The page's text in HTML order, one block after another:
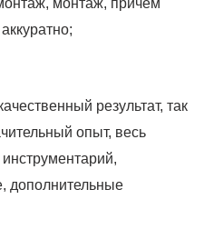
результат, так
опыт, весь
дополнительные